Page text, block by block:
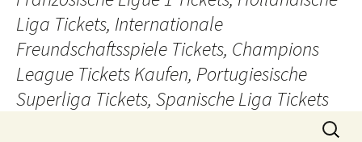
Liga Tickets, Internationale
Freundschaftsspiele Tickets, Champions
League Tickets Kaufen, Portugiesische
Superliga Tickets, Spanische Liga Tickets
Search